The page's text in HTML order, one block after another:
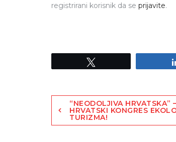
registrirani korisnik da se prijavite.
“NEODOLJIVA HRVATSKA”
HRVATSKI KONGRES
TURIZMA!